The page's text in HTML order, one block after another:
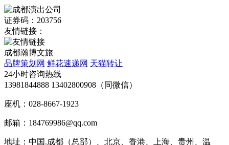
证券码：203756
友情链接：
成都瀚博文旅
品牌策划网 鲜花速递网 天猫转让
24小时咨询热线
13981844888 13402800908（同微信）
座机：028-8667-1923
邮箱：184769986@qq.com
地址：中国.成都（总部）、北京、香港、上海、贵州、温